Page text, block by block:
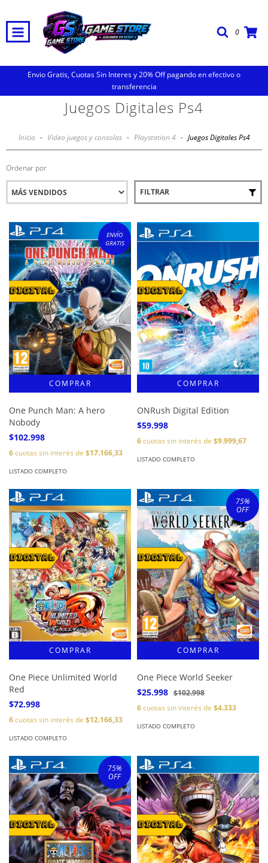
0
Envio Gratis, Cuotas Sin Interes y 20% Off pagando en efectivo o
transferencia
Juegos Digitales Ps4
Inicio - Video juegos y consolas - Playstation 4 - Juegos Digitales Ps4
Ordenar por
FILTRAR
ENVÍO
GRATIS
One Punch Man: A hero
Nobody
$102.998
6cuotas sin interés de $17.166,33
LISTADO COMPLETO
ONRush Digital Edition
$59.998
6cuotas sin interés de $9.999,67
LISTADO COMPLETO
One Piece Unlimited World
Red
$72.998
6cuotas sin interés de $12.166,33
LISTADO COMPLETO
75%
OFF
One Piece World Seeker
$25.998 $102.998
6cuotas sin interés de $4.333
LISTADO COMPLETO
75%
OFF